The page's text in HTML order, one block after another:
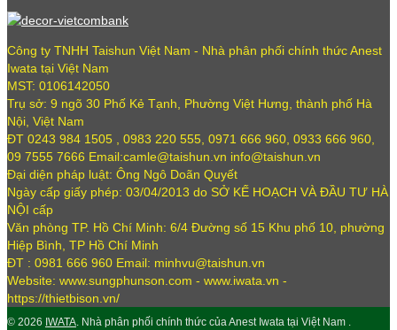
Công ty TNHH Taishun Việt Nam - Nhà phân phối chính thức Anest
Iwata tại Việt Nam
MST: 0106142050
Trụ sở: 9 ngõ 30 Phố Kẻ Tạnh, Phường Việt Hưng, thành phố Hà
Nội, Việt Nam
ĐT 0243 984 1505 , 0983 220 555, 0971 666 960, 0933 666 960,
09 7555 7666 Email:camle@taishun.vn info@taishun.vn
Đại diện pháp luật: Ông Ngô Doãn Quyết
Ngày cấp giấy phép: 03/04/2013 do SỞ KẾ HOẠCH VÀ ĐẦU TƯ HÀ
NỘI cấp
Văn phòng TP. Hồ Chí Minh: 6/4 Đường số 15 Khu phố 10, phường
Hiệp Bình, TP Hồ Chí Minh
ĐT : 0981 666 960 Email: minhvu@taishun.vn
Website: www.sungphunson.com - www.iwata.vn -
https://thietbison.vn/
© 2026 IWATA. Nhà phân phối chính thức của Anest Iwata tại Việt Nam .